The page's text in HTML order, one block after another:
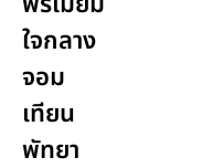
ใจกลาง
จอม
เทียน
พัทยา